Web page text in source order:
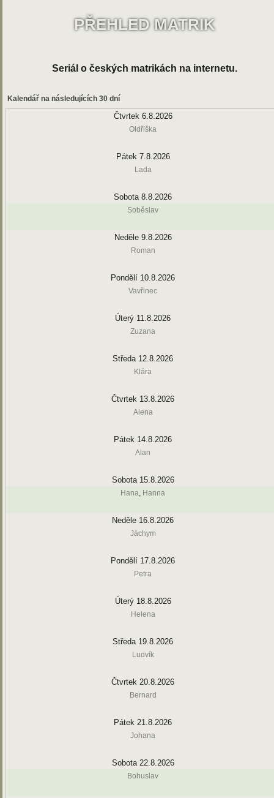
PŘEHLED MATRIK
Seriál o českých matrikách na internetu.
Kalendář na následujících 30 dní
Čtvrtek 6.8.2026
Oldřiška
Pátek 7.8.2026
Lada
Sobota 8.8.2026
Soběslav
Neděle 9.8.2026
Roman
Pondělí 10.8.2026
Vavřinec
Úterý 11.8.2026
Zuzana
Středa 12.8.2026
Klára
Čtvrtek 13.8.2026
Alena
Pátek 14.8.2026
Alan
Sobota 15.8.2026
Hana, Hanna
Neděle 16.8.2026
Jáchym
Pondělí 17.8.2026
Petra
Úterý 18.8.2026
Helena
Středa 19.8.2026
Ludvík
Čtvrtek 20.8.2026
Bernard
Pátek 21.8.2026
Johana
Sobota 22.8.2026
Bohuslav